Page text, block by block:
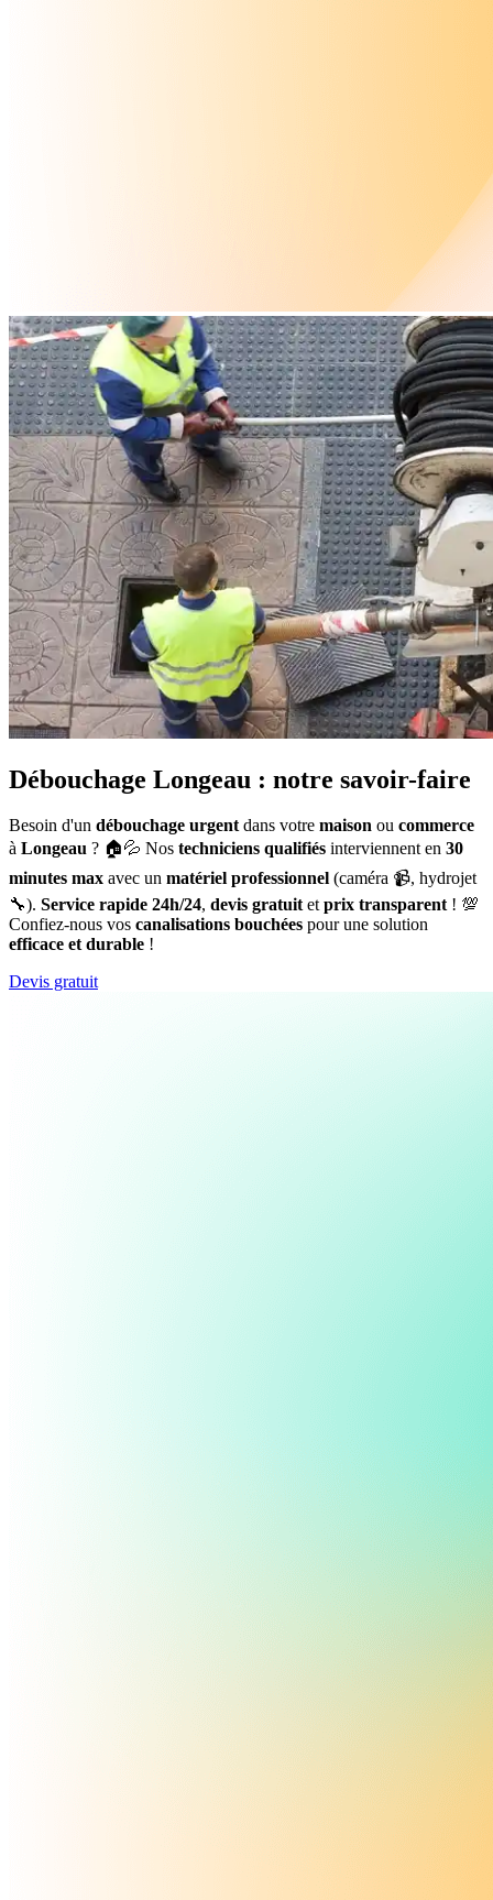
Débouchage Longeau : notre savoir-faire
Besoin d'un débouchage urgentdans votre maison ou commerce
à Longeau ? 🏠💦 Nos techniciens qualifiés interviennent en 30
minutes max avec un matériel professionnel (caméra 📹, hydrojet
🔧). Service rapide 24h/24, devis gratuitetprix transparent! 💯
Confiez-nous vos canalisations bouchées pour une solution
efficace et durable !
Devis gratuit